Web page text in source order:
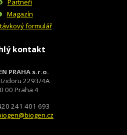
Partneři
Magazín
formulář
kontakt
PRAHA s.r.o.
2293/4A
00 Praha 4
241 401 693